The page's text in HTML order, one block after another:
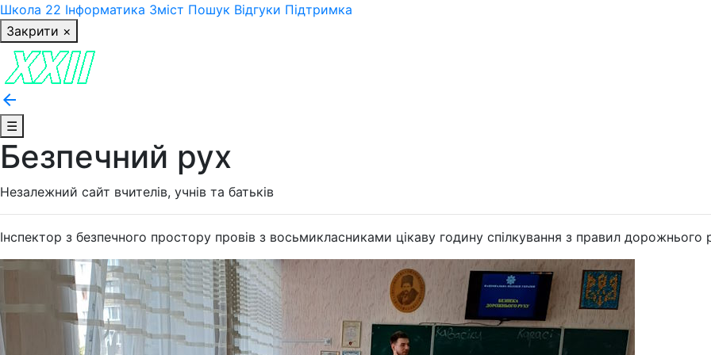
Школа 22 Інформатика Зміст Пошук Відгуки Підтримка
Закрити ×
arrow_back
☰
Безпечний рух
Незалежний сайт вчителів, учнів та батьків
Інспектор з безпечного простору провів з восьмикласниками цікаву годину спілкування з правил дорожнього